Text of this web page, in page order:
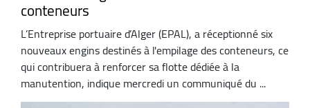
conteneurs
L’Entreprise portuaire d’Alger (EPAL), a réceptionné six
nouveaux engins destinés à l'empilage des conteneurs, ce
qui contribuera à renforcer sa flotte dédiée à la
manutention, indique mercredi un communiqué du ...